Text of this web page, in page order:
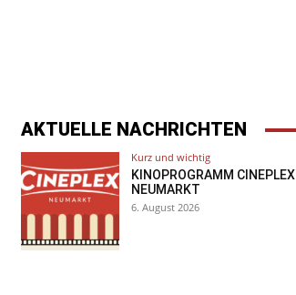
AKTUELLE NACHRICHTEN
Kurz und wichtig
KINOPROGRAMM CINEPLEX
NEUMARKT
6. August 2026